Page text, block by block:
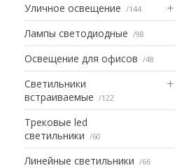
Уличное освещение 144
Лампы светодиодные 98
Освещение для офисов 48
Светильники
встраиваемые
122
Трековые led
светильники
60
Линейные светильники 66